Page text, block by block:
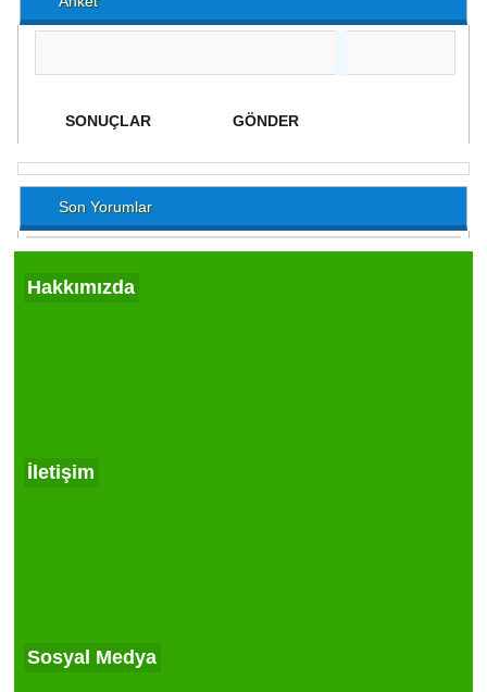
Son Yorumlar
Hakkımızda
İletişim
Sosyal Medya